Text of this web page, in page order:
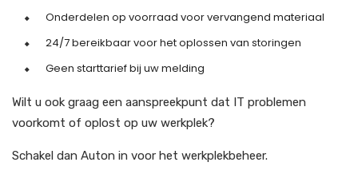
Onderdelen op voorraad voor vervangend materiaal
24/7 bereikbaar voor het oplossen van storingen
Geen starttarief bij uw melding
Wilt u ook graag een aanspreekpunt dat IT problemen
voorkomt of oplost op uw werkplek?
Schakel dan Auton in voor het werkplekbeheer.